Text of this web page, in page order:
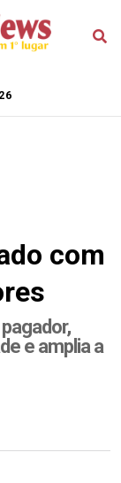
com
e amplia a